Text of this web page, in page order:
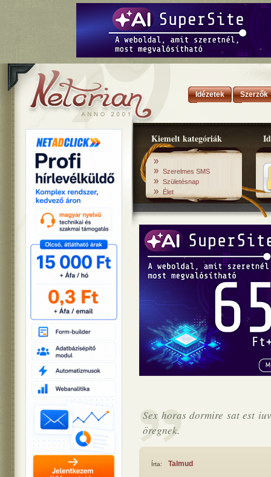
Idézetek Szerzők
Kiemelt kategóriák
»
» Szerelmes SMS
» Születésnap
» Élet
Sex horas dormire sat est
öregnek.
Írta: Talmud